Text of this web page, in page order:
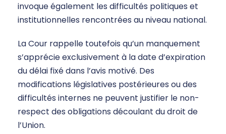
invoque également les difficultés politiques et
institutionnelles rencontrées au niveau national.
La Cour rappelle toutefois qu’un manquement
s’apprécie exclusivement à la date d’expiration
du délai fixé dans l’avis motivé. Des
modifications législatives postérieures ou des
difficultés internes ne peuvent justifier le non-
respect des obligations découlant du droit de
l’Union.